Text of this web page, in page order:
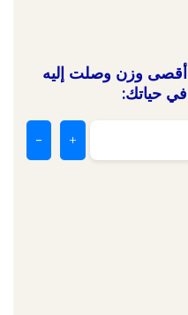
أقصى وزن وصلت إليه
في حياتك:
+
-